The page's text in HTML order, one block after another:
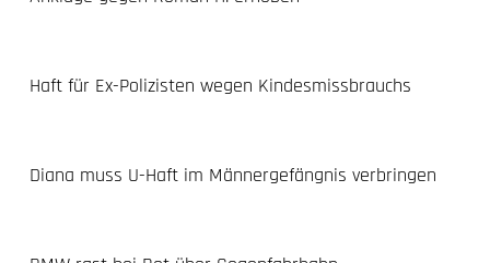
Haft für Ex-Polizisten wegen Kindesmissbrauchs
Diana muss U-Haft im Männergefängnis verbringen